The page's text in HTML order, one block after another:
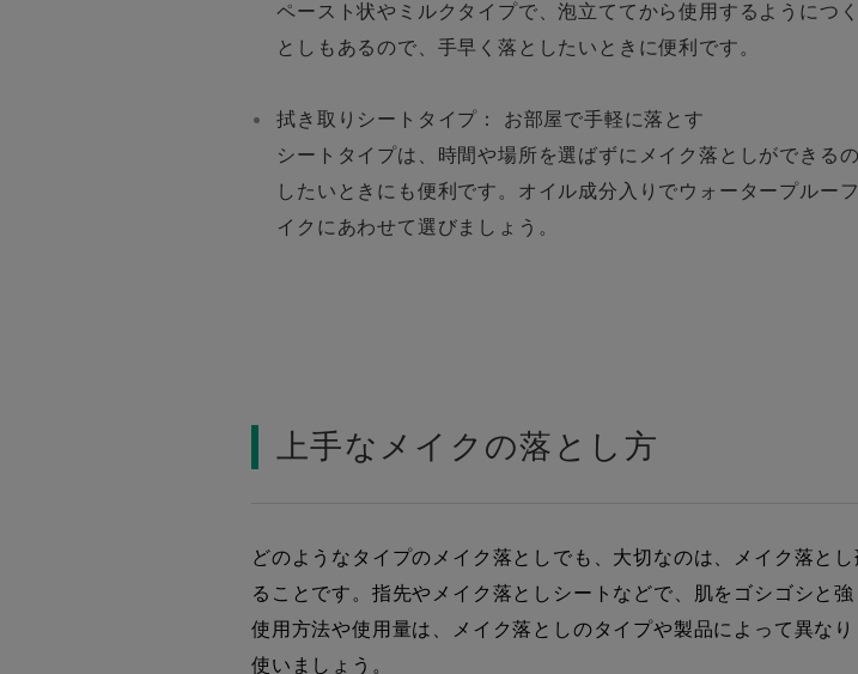
ペースト状やミルクタイプで、泡立ててから使用するようにつ
としもあるので、手早く落としたいときに便利です。
拭き取りシートタイプ： お部屋で手軽に落とす
シートタイプは、時間や場所を選ばずにメイク落としができる
したいときにも便利です。オイル成分入りでウォータープルー
イクにあわせて選びましょう。
上手なメイクの落とし方
どのようなタイプのメイク落としでも、大切なのは、メイク落と
ることです。指先やメイク落としシートなどで、肌をゴシゴシと
使用方法や使用量は、メイク落としのタイプや製品によって異な
使いましょう。